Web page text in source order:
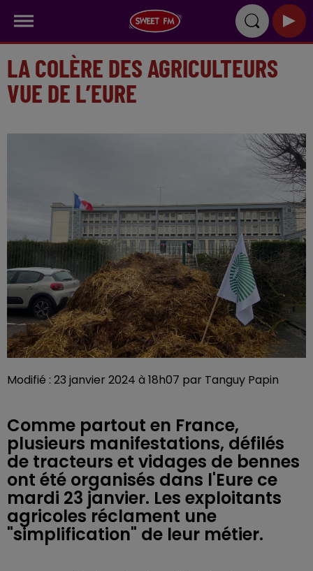
LA COLÈRE DES AGRICULTEURS
VUE DE L’EURE
Modifié : 23 janvier 2024 à 18h07 par Tanguy Papin
Comme partout en France,
plusieurs manifestations, défilés
de tracteurs et vidages de bennes
ont été organisés dans l'Eure ce
mardi 23 janvier. Les exploitants
agricoles réclament une
"simplification" de leur métier.